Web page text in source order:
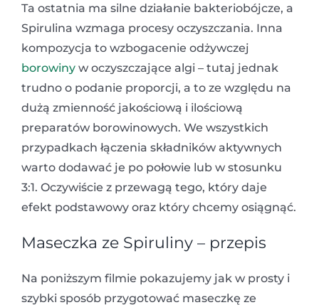
Ta ostatnia ma silne działanie bakteriobójcze, a
Spirulina wzmaga procesy oczyszczania. Inna
kompozycja to wzbogacenie odżywczej
borowiny w oczyszczające algi – tutaj jednak
trudno o podanie proporcji, a to ze względu na
dużą zmienność jakościową i ilościową
preparatów borowinowych. We wszystkich
przypadkach łączenia składników aktywnych
warto dodawać je po połowie lub w stosunku
3:1. Oczywiście z przewagą tego, który daje
efekt podstawowy oraz który chcemy osiągnąć.
Maseczka ze Spiruliny – przepis
Na poniższym filmie pokazujemy jak w prosty i
szybki sposób przygotować maseczkę ze